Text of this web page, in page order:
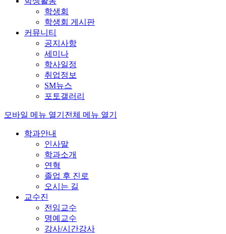
학생회
학생회 게시판
커뮤니티
공지사항
세미나
학사일정
취업정보
SM뉴스
포토갤러리
모바일 메뉴 열기 전체 메뉴 열기
학과안내
인사말
학과소개
연혁
졸업 후 진로
오시는 길
교수진
전임교수
명예교수
강사/시간강사